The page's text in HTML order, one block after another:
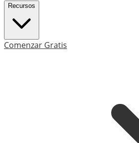
Recursos
Comenzar Gratis